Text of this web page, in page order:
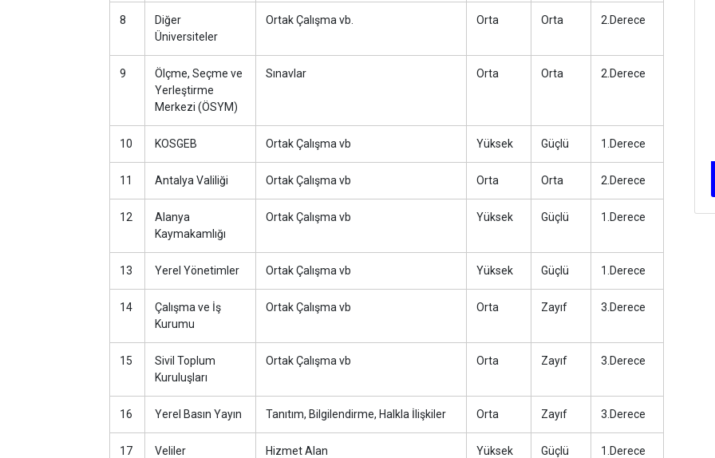
8
Diğer
Üniversiteler
Ortak Çalışma vb. Orta Orta 2.Derece
9
Ölçme, Seçme ve
Yerleştirme
Merkezi (ÖSYM)
Sınavlar Orta Orta 2.Derece
10 KOSGEB Ortak Çalışma vb Yüksek Güçlü 1.Derece
11 Antalya Valiliği Ortak Çalışma vb Orta Orta 2.Derece
12
Alanya
Kaymakamlığı
Ortak Çalışma vb Yüksek Güçlü 1.Derece
13 Yerel Yönetimler Ortak Çalışma vb Yüksek Güçlü 1.Derece
14
Çalışma ve İş
Kurumu
Ortak Çalışma vb Orta Zayıf 3.Derece
15
Sivil Toplum
Kuruluşları
Ortak Çalışma vb Orta Zayıf 3.Derece
16 Yerel Basın Yayın Tanıtım, Bilgilendirme, Halkla İlişkiler Orta Zayıf 3.Derece
17 Veliler Hizmet Alan Yüksek Güçlü 1.Derece